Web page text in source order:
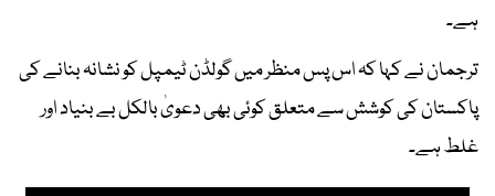
ہے۔
ترجمان نے کہا کہ اس پس منظر میں گولڈن ٹیمپل کو نشانہ بنانے کی
پاکستان کی کوشش سے متعلق کوئی بھی دعویٰ بالکل بے بنیاد اور
غلط ہے۔